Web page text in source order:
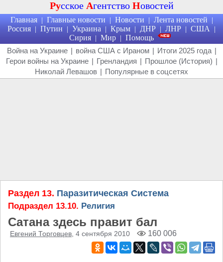
Русское Агентство Новостей
Главная | Главные новости | Новости | Лента новостей |
Россия | Путин | Украина | Крым | ДНР | ЛНР | США |
Сирия | Мир | Помощь
Война на Украине | война США с Ираном | Итоги 2025 года |
Герои войны на Украине | Гренландия | Прошлое (История) |
Николай Левашов | Популярные в соцсетях
Раздел 13. Паразитическая Система
Подраздел 13.10. Религия
Сатана здесь правит бал
Евгений Торговцев , 4 сентября 2010 160 006